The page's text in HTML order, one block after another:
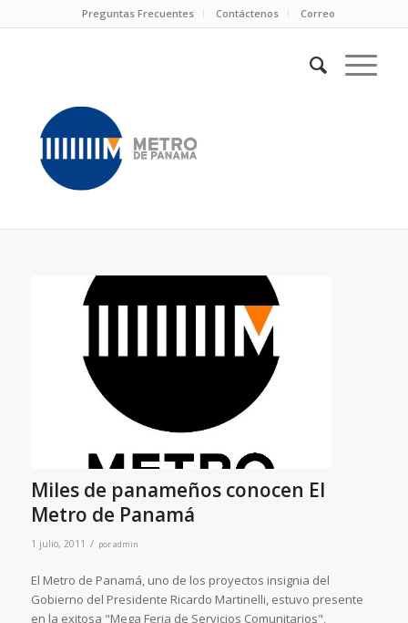
Preguntas Frecuentes Contáctenos Correo
Miles de panameños conocen El
Metro de Panamá
1 julio, 2011 / poradmin
El Metro de Panamá, uno de los proyectos insignia del
Gobierno del Presidente Ricardo Martinelli, estuvo presente
en la exitosa "Mega Feria de Servicios Comunitarios",